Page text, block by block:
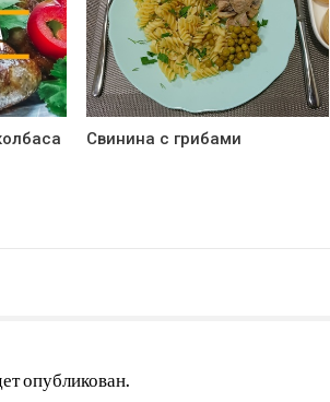
Свинина с грибами
опубликован.